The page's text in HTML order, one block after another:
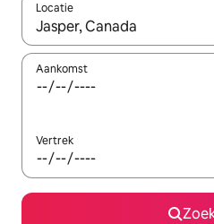
Locatie
Wanneer er suggesties
Aankomst
Vertrek